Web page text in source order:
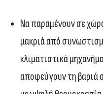
Να παραμένουν σε
μακριά από
κλιματιστικά
αποφεύγουν τη βαριά